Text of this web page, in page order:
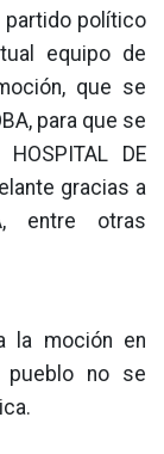
político
equipo de
que se
para que se
DE
gracias a
entre otras
la moción en
pueblo no se